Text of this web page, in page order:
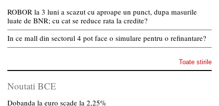
ROBOR la 3 luni a scazut cu aproape un punct, dupa masurile
luate de BNR; cu cat se reduce rata la credite?
In ce mall din sectorul 4 pot face o simulare pentru o refinantare?
Toate stirile
Noutati BCE
Dobanda la euro scade la 2,25%